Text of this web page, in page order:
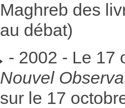
Maghreb des
au débat)
- 2002 - Le 17
Nouvel
sur le 17